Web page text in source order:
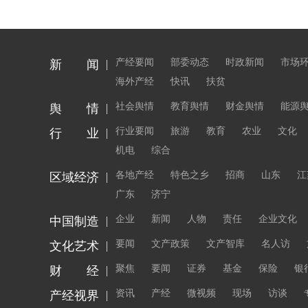
新 闻 产经要闻 部委动态 时政新闻
市场
海外产经
快讯 扶贫
舆 情 社会舆情 教育舆情 财金舆情 能源
行 业 行业要闻 旅游 教育 农业
文化
机电
综合
区域经济 各地产经 特色之乡 招商 山东
广东
济宁
中国制造 企业 新闻 人物 责任 企业文化
文化艺术 要闻 文产政策 文产智库 名人访
财 经 聚焦 要闻 证券 基金 保险 银
产经视界 资讯 产经 微视频 现场 访谈